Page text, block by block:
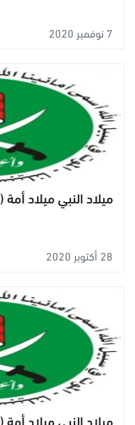
7 نوفمبر 2020
ميلاد النبي ميلاد أمة (2)
28 أكتوبر 2020
ميلاد النبي ميلاد أمة (1)